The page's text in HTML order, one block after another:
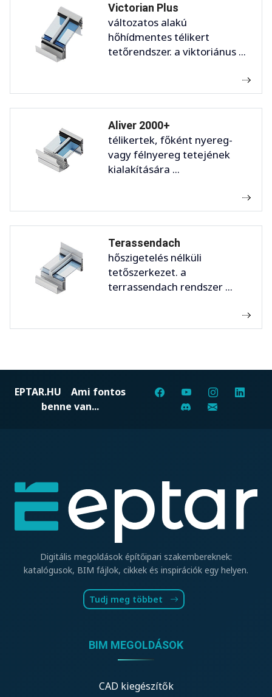
Victorian Plus
változatos alakú
hőhídmentes télikert
tetőrendszer. a viktoriánus ...
Aliver 2000+
télikertek, főként nyereg-
vagy félnyereg tetejének
kialakítására ...
Terassendach
hőszigetelés nélküli
tetőszerkezet. a
terrassendach rendszer ...
EPTAR.HU Ami fontos
benne van...
Digitális megoldások építőipari szakembereknek:
katalógusok, BIM fájlok, cikkek és inspirációk egy helyen.
Tudj meg többet
BIM MEGOLDÁSOK
CAD kiegészítők